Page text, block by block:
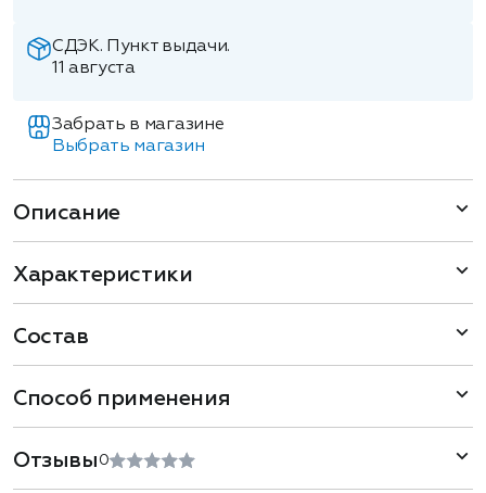
СДЭК. Пункт выдачи.
11 августа
Забрать в магазине
Выбрать магазин
Описание
Характеристики
Состав
Способ применения
Отзывы 0